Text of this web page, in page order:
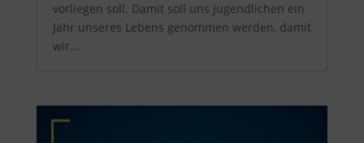
vorliegen soll. Damit soll uns Jugendlichen ein
Jahr unseres Lebens genommen werden, damit
wir...